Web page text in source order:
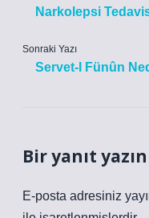
Narkolepsi
Sonraki Yazı
Servet-I Fünûn
Bir yanıt yazın
E-posta adresiniz